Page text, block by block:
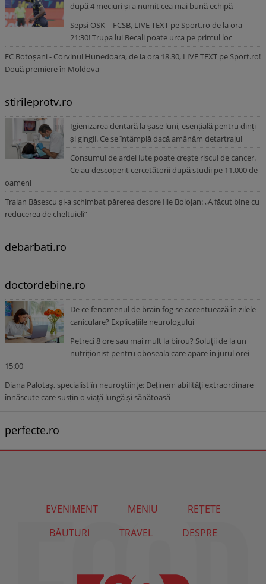
după 4 meciuri și a numit cea mai bună echipă
Sepsi OSK – FCSB, LIVE TEXT pe Sport.ro de la ora
21:30! Trupa lui Becali poate urca pe primul loc
FC Botoșani - Corvinul Hunedoara, de la ora 18.30, LIVE TEXT pe Sport.ro!
Două premiere în Moldova
stirileprotv.ro
Igienizarea dentară la șase luni, esențială pentru dinți
și gingii. Ce se întâmplă dacă amânăm detartrajul
Consumul de ardei iute poate crește riscul de cancer.
Ce au descoperit cercetătorii după studii pe 11.000 de
oameni
Traian Băsescu și-a schimbat părerea despre Ilie Bolojan: „A făcut bine cu
reducerea de cheltuieli”
debarbati.ro
doctordebine.ro
De ce fenomenul de brain fog se accentuează în zilele
caniculare? Explicațiile neurologului
Petreci 8 ore sau mai mult la birou? Soluții de la un
nutriționist pentru oboseala care apare în jurul orei
15:00
Diana Palotaș, specialist în neuroștiințe: Deținem abilități extraordinare
înnăscute care susțin o viață lungă și sănătoasă
perfecte.ro
EVENIMENT MENIU
REȚETE
BĂUTURI
TRAVEL DESPRE